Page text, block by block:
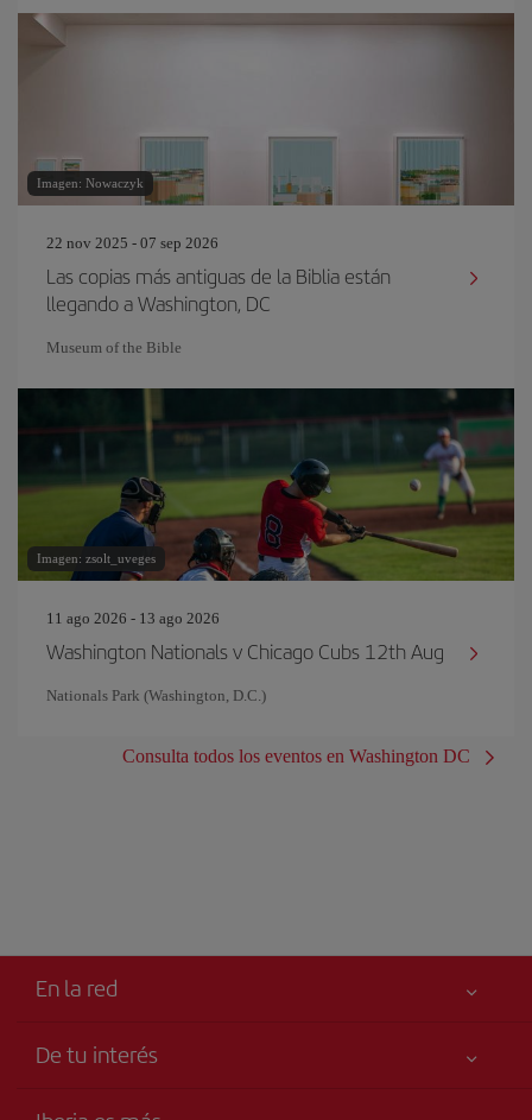
Imagen: Nowaczyk
22 nov 2025 - 07 sep 2026
Las copias más antiguas de la Biblia están
llegando a Washington, DC
Museum of the Bible
Imagen: zsolt_uveges
11 ago 2026 - 13 ago 2026
Washington Nationals v Chicago Cubs 12th Aug
Nationals Park (Washington, D.C.)
Consulta todos los eventos en Washington DC
En la red
De tu interés